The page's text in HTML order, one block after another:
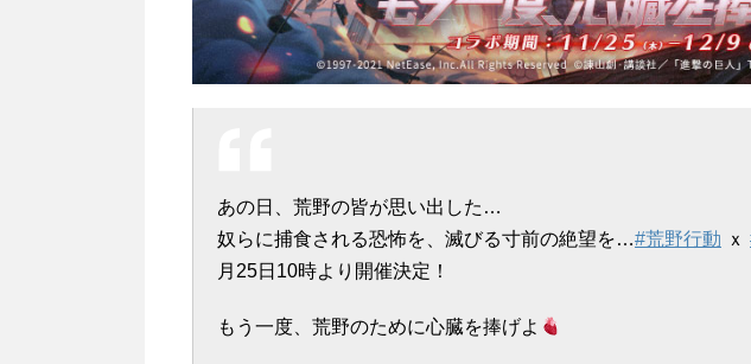
あの日、荒野の皆が思い出した…
奴らに捕食される恐怖を、滅びる寸前の絶望を…#荒野行動 ｘ
月25日10時より開催決定！
もう一度、荒野のために心臓を捧げよ